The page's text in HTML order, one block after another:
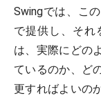
Swingでは、こ
で提供し、それ
は、実際にどの
ているのか、ど
更すればよいの